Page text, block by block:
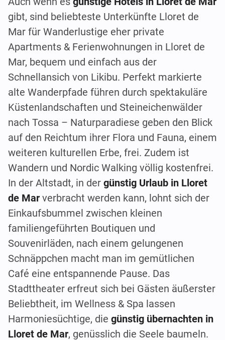
gibt, sind beliebteste Unterkünfte Lloret de
Mar für Wanderlustige eher private
Apartments & Ferienwohnungen in Lloret de
Mar, bequem und einfach aus der
Schnellansich von Likibu. Perfekt markierte
alte Wanderpfade führen durch spektakuläre
Küstenlandschaften und Steineichenwälder
nach Tossa – Naturparadiese geben den Blick
auf den Reichtum ihrer Flora und Fauna, einem
weiteren kulturellen Erbe, frei. Zudem ist
Wandern und Nordic Walking völlig kostenfrei.
In der Altstadt, in der günstig Urlaub in Lloret
de Mar verbracht werden kann, lohnt sich der
Einkaufsbummel zwischen kleinen
familiengeführten Boutiquen und
Souvenirläden, nach einem gelungenen
Schnäppchen macht man im gemütlichen
Café eine entspannende Pause. Das
Stadttheater erfreut sich bei Gästen äußerster
Beliebtheit, im Wellness & Spa lassen
Harmoniesüchtige, die günstig übernachten in
Lloret de Mar, genüsslich die Seele baumeln.